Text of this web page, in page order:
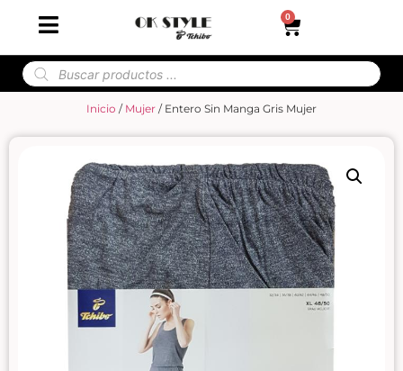
0
Inicio / Mujer / Entero Sin Manga Gris Mujer